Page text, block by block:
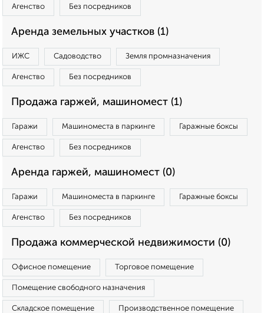
Агенство Без посредников
Аренда земельных участков (1)
ИЖС Садоводство Земля промназначения
Агенство Без посредников
Продажа гаржей, машиномест (1)
Гаражи Машиноместа в паркинге Гаражные боксы
Агенство Без посредников
Аренда гаржей, машиномест (0)
Гаражи Машиноместа в паркинге Гаражные боксы
Агенство Без посредников
Продажа коммерческой недвижимости (0)
Офисное помещение Торговое помещение
Помещение свободного назначения
Складское помещение Производственное помещение